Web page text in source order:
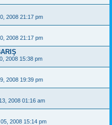
2008 21:17 pm
2008 21:17 pm
2008 15:38 pm
2008 19:39 pm
2008 01:16 am
2008 15:14 pm